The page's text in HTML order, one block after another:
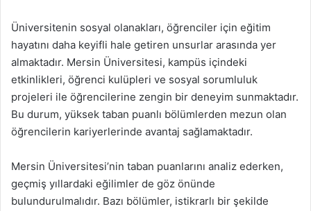
Üniversitenin sosyal olanakları, öğrenciler için eğitim
hayatını daha keyifli hale getiren unsurlar arasında yer
almaktadır. Mersin Üniversitesi, kampüs içindeki
etkinlikleri, öğrenci kulüpleri ve sosyal sorumluluk
projeleri ile öğrencilerine zengin bir deneyim sunmaktadır.
Bu durum, yüksek taban puanlı bölümlerden mezun olan
öğrencilerin kariyerlerinde avantaj sağlamaktadır.
Mersin Üniversitesi’nin taban puanlarını analiz ederken,
geçmiş yıllardaki eğilimler de göz önünde
bulundurulmalıdır. Bazı bölümler, istikrarlı bir şekilde